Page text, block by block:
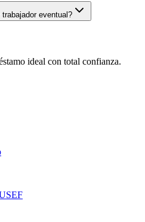
eventual?
ideal con total confianza.